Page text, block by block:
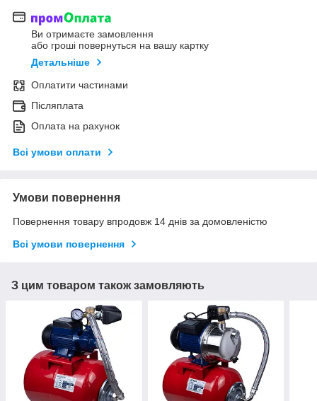
Ви отримаєте замовлення
або гроші повернуться на вашу картку
Детальніше
Оплатити частинами
Післяплата
Оплата на рахунок
Всі умови оплати
Умови повернення
Повернення товару впродовж 14 днів за домовленістю
Всі умови повернення
З цим товаром також замовляють